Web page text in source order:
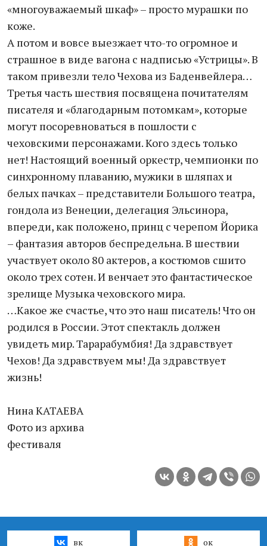
«многоуважаемый шкаф» – просто мурашки по
коже.
А потом и вовсе выезжает что-то огромное и
страшное в виде вагона с надписью «Устрицы». В
таком привезли тело Чехова из Баденвейлера…
Третья часть шествия посвящена почитателям
писателя и «благодарным потомкам», которые
могут посоревноваться в пошлости с
чеховскими персонажами. Кого здесь только
нет! Настоящий военный оркестр, чемпионки по
синхронному плаванию, мужики в шляпах и
белых пачках – представители Большого театра,
гондола из Венеции, делегация Эльсинора,
впереди, как положено, принц с черепом Йорика
– фантазия авторов беспредельна. В шествии
участвует около 80 актеров, а костюмов сшито
около трех сотен. И венчает это фантастическое
зрелище Музыка чеховского мира.
…Какое же счастье, что это наш писатель! Что он
родился в России. Этот спектакль должен
увидеть мир. Тарарабумбия! Да здравствует
Чехов! Да здравствуем мы! Да здравствует
жизнь!
Нина КАТАЕВА
Фото из архива
фестиваля
вк ок